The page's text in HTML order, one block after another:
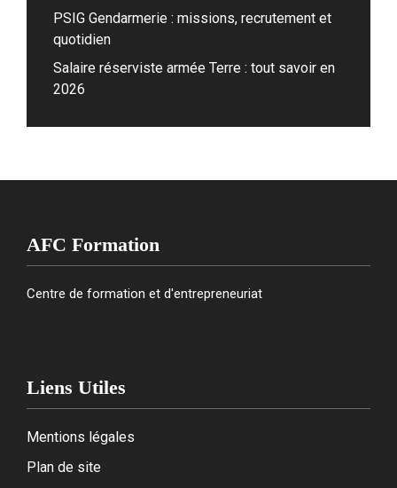
PSIG Gendarmerie : missions, recrutement et
quotidien
Salaire réserviste armée Terre : tout savoir en
2026
AFC Formation
Centre de formation et d'entrepreneuriat
Liens Utiles
Mentions légales
Plan de site